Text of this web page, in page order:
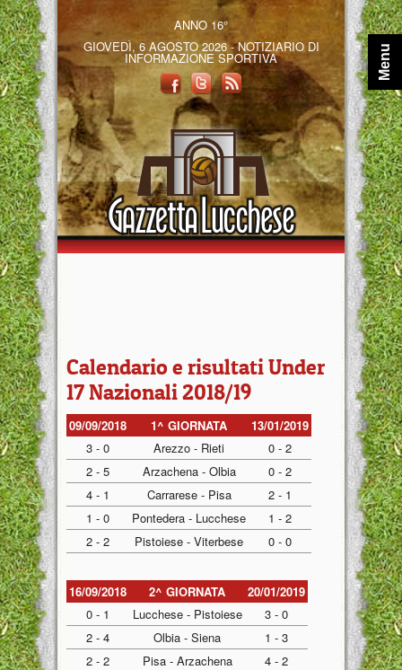
ANNO 16°
GIOVEDÌ, 6 AGOSTO 2026 - NOTIZIARIO DI
INFORMAZIONE SPORTIVA
Calendario e risultati Under
17 Nazionali 2018/19
09/09/2018 1^ GIORNATA
13/01/2019
3 - 0
Arezzo - Rieti
0 - 2
2 - 5
Arzachena - Olbia
0 - 2
4 - 1
Carrarese - Pisa
2 - 1
1 - 0
Pontedera - Lucchese
1 - 2
2 - 2
Pistoiese - Viterbese 0 - 0
16/09/2018 2^ GIORNATA
20/01/2019
0 - 1
Lucchese - Pistoiese
3 - 0
2 - 4
Olbia - Siena
1 - 3
2 - 2
Pisa - Arzachena
4 - 2
Menu